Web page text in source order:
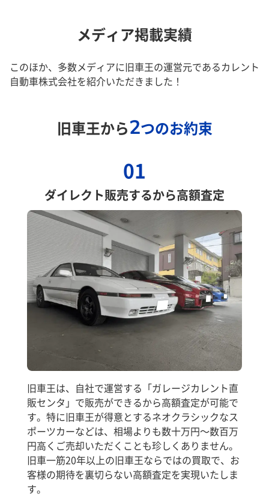
メディア掲載実績
このほか、多数メディアに旧車王の運営元であるカレント
自動車株式会社を紹介いただきました！
旧車王から2つのお約束
01
ダイレクト販売するから高額査定
旧車王は、自社で運営する「ガレージカレント直
販センタ」で販売ができるから高額査定が可能で
す。特に旧車王が得意とするネオクラシックなス
ポーツカーなどは、相場よりも数十万円～数百万
円高くご売却いただくことも珍しくありません。
旧車一筋20年以上の旧車王ならではの買取で、お
客様の期待を裏切らない高額査定を実現いたしま
す。